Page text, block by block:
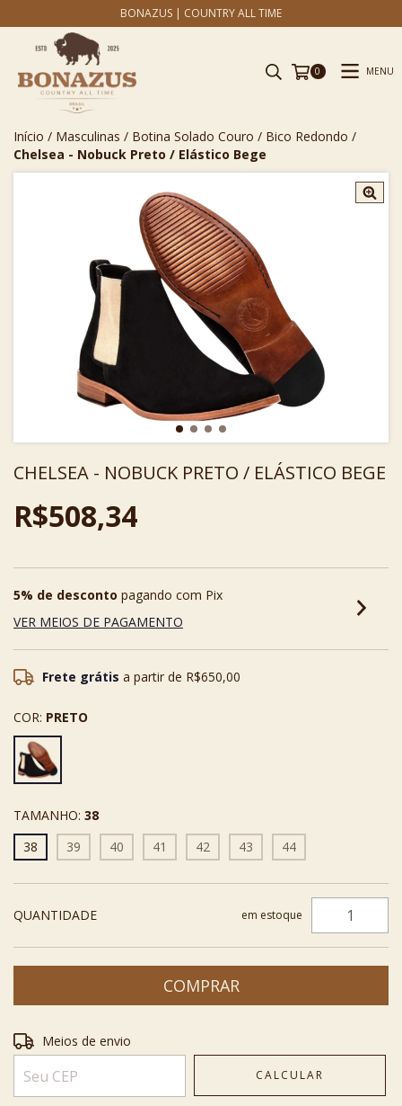
BONAZUS | COUNTRY ALL TIME
0 MENU
Início / Masculinas / Botina Solado Couro / Bico Redondo /
Chelsea - Nobuck Preto / Elástico Bege
CHELSEA - NOBUCK PRETO / ELÁSTICO BEGE
R$508,34
5% de desconto pagando com Pix
VER MEIOS DE PAGAMENTO
Frete grátis a partir de R$650,00
COR: PRETO
TAMANHO: 38
38
39 40 41 42 43 44
QUANTIDADE em estoque
Entregas para o CEP:
Meios de envio
CALCULAR